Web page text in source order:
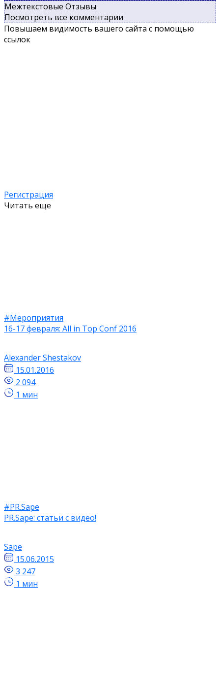
Межтекстовые Отзывы
Посмотреть все комментарии
Повышаем видимость вашего сайта с помощью
ссылок
Регистрация
Читать еще
#Мероприятия
16-17 февраля: All in Top Conf 2016
Alexander Shestakov
15.01.2016
2 094
1 мин
#PR.Sape
PR.Sape: статьи с видео!
Sape
15.06.2015
3 247
1 мин